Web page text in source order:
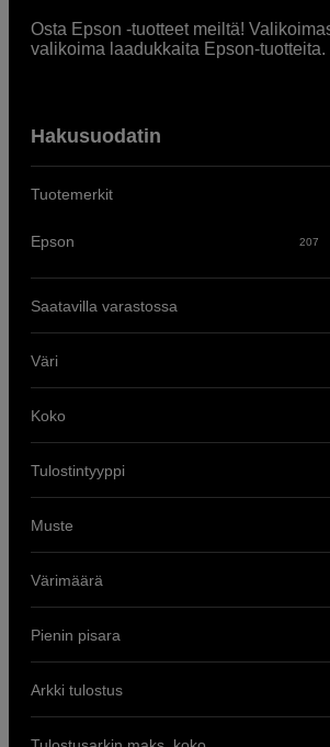
Osta Epson -tuotteet meiltä!
valikoima laadukkaita Epson-tuotteita.
Hakusuodatin
Tuotemerkit
Epson 207
Saatavilla varastossa
Väri
Koko
Tulostintyyppi
Muste
Värimäärä
Pienin pisara
Arkki tulostus